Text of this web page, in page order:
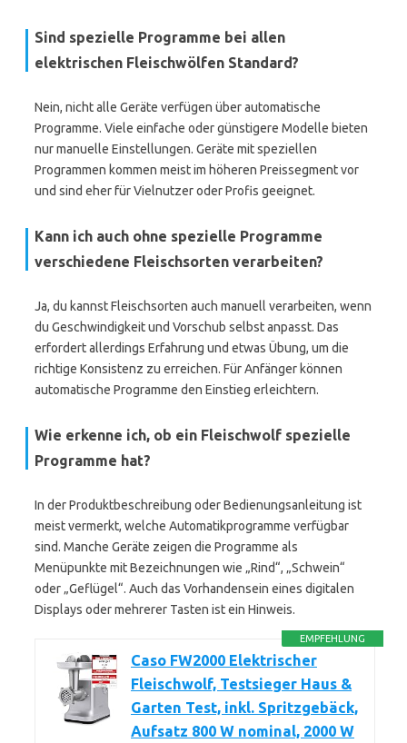
Sind spezielle Programme bei allen
elektrischen Fleischwölfen Standard?
Nein, nicht alle Geräte verfügen über automatische
Programme. Viele einfache oder günstigere Modelle bieten
nur manuelle Einstellungen. Geräte mit speziellen
Programmen kommen meist im höheren Preissegment vor
und sind eher für Vielnutzer oder Profis geeignet.
Kann ich auch ohne spezielle Programme
verschiedene Fleischsorten verarbeiten?
Ja, du kannst Fleischsorten auch manuell verarbeiten, wenn
du Geschwindigkeit und Vorschub selbst anpasst. Das
erfordert allerdings Erfahrung und etwas Übung, um die
richtige Konsistenz zu erreichen. Für Anfänger können
automatische Programme den Einstieg erleichtern.
Wie erkenne ich, ob ein Fleischwolf spezielle
Programme hat?
In der Produktbeschreibung oder Bedienungsanleitung ist
meist vermerkt, welche Automatikprogramme verfügbar
sind. Manche Geräte zeigen die Programme als
Menüpunkte mit Bezeichnungen wie „Rind“, „Schwein“
oder „Geflügel“. Auch das Vorhandensein eines digitalen
Displays oder mehrerer Tasten ist ein Hinweis.
EMPFEHLUNG
Caso FW2000 Elektrischer
Fleischwolf, Testsieger Haus &
Garten Test, inkl. Spritzgebäck,
Aufsatz 800 W nominal, 2000 W